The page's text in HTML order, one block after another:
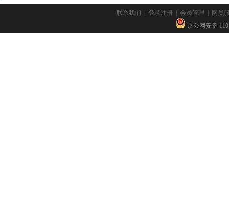
联系我们 登录注册 会员管理
网员
京公网安备